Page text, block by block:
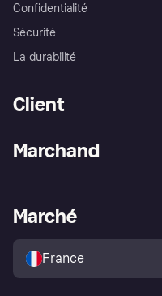
Confidentialité
Sécurité
La durabilité
Client
Explorez les magasins
Politique de protection de
l’acheteur Klarna
Marchand
Portail Marchand
Marché
France